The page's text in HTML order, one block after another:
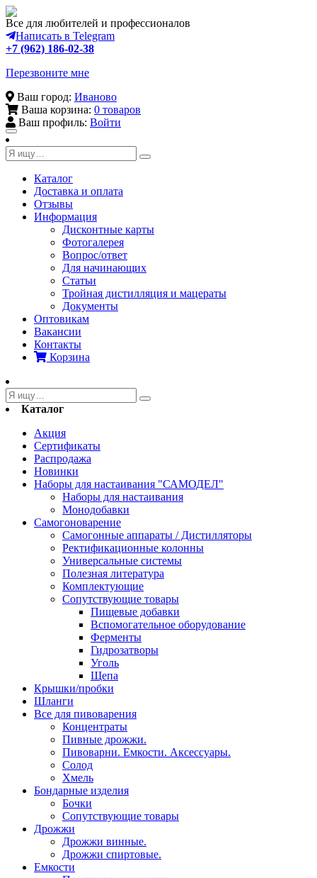
Все для любителей и профессионалов
Написать в Telegram
+7 (962) 186-02-38
Перезвоните мне
Ваш город: Иваново
Ваша корзина: 0 товаров
Ваш профиль: Войти
Toggle
navigation
Каталог
Доставка и оплата
Отзывы
Информация
Дисконтные карты
Фотогалерея
Вопрос/ответ
Для начинающих
Статьи
Тройная дистилляция и мацераты
Документы
Оптовикам
Вакансии
Контакты
Корзина
Каталог
Акция
Сертификаты
Распродажа
Новинки
Наборы для настаивания "САМОДЕЛ"
Наборы для настаивания
Монодобавки
Самогоноварение
Самогонные аппараты / Дистилляторы
Ректификационные колонны
Универсальные системы
Полезная литература
Комплектующие
Сопутствующие товары
Пищевые добавки
Вспомогательное оборудование
Ферменты
Гидрозатворы
Уголь
Щепа
Крышки/пробки
Шланги
Все для пивоварения
Концентраты
Пивные дрожжи.
Пивоварни. Емкости. Аксессуары.
Солод
Хмель
Бондарные изделия
Бочки
Сопутствующие товары
Дрожжи
Дрожжи винные.
Дрожжи спиртовые.
Емкости